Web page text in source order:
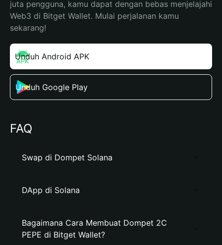
juta pengguna, kamu dapat dengan bebas menjelajahi
Web3 di Bitget Wallet. Mulai perjalanan kamu
sekarang!
Unduh Android APK
Unduh Google Play
FAQ
Swap di Dompet Solana
DApp di Solana
Bagaimana Cara Membuat Dompet 2C
PEPE di Bitget Wallet?